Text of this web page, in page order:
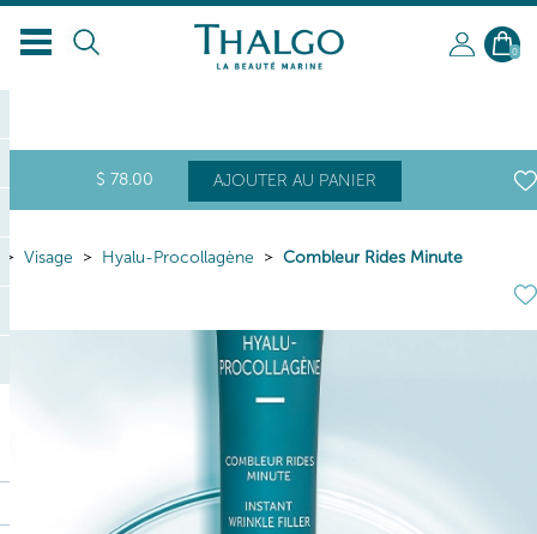
FR
0
$ 78.00 AJOUTER AU PANIER
Visage Hyalu-Procollagène Combleur Rides Minute